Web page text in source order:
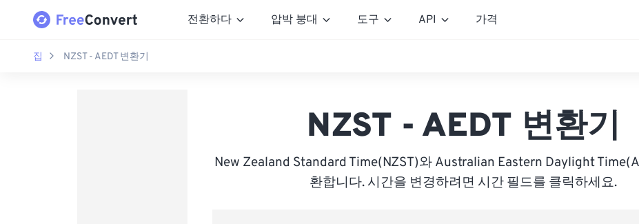
전환하다 압박 붕대 도구 API 가격
집 NZST - AEDT 변환기
NZST - AEDT 변환기
New Zealand Standard Time(NZST)와 Australian Eastern Daylight
환합니다. 시간을 변경하려면 시간 필드를 클릭하세요.